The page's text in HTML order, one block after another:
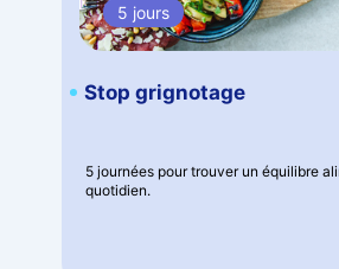
5 jours
Stop grignotage
5 journées pour trouver un équilibre
quotidien.